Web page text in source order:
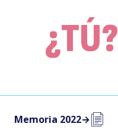
¿TÚ?
Memoria 2022→